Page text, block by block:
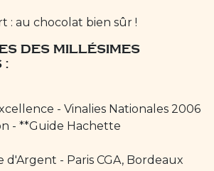
: au chocolat bien sûr !
DES MILLÉSIMES
:
- Vinalies Nationales 2006
- **Guide Hachette
d'Argent - Paris CGA, Bordeaux